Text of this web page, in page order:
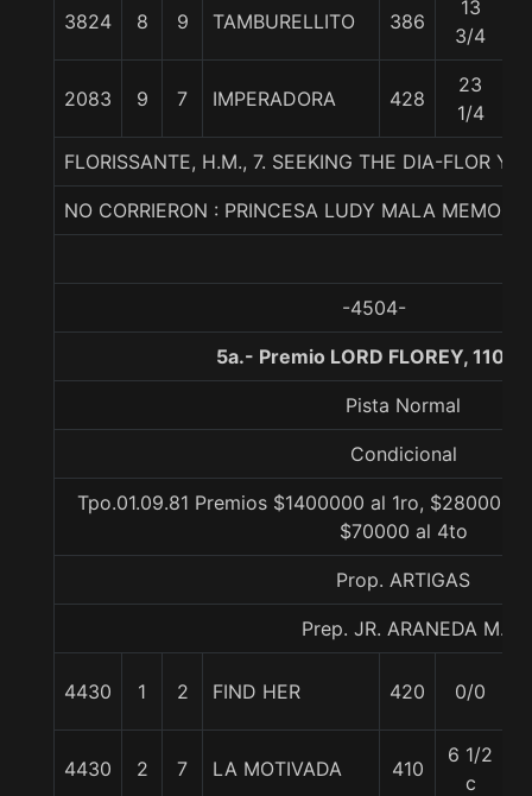
3824 8 9 TAMBURELLITO 386
13
3/4
2083 9 7 IMPERADORA 428
23
1/4
FLORISSANTE, H.M., 7. SEEKING THE DIA-FLOR Y
NO CORRIERON : PRINCESA LUDY MALA MEMORIA
-4504-
5a.- Premio LORD FLOREY, 1100
Pista Normal
Condicional
Tpo.01.09.81 Premios $1400000 al 1ro, $280000
$70000 al 4to
Prop. ARTIGAS
Prep. JR. ARANEDA M.
4430 1 2 FIND HER 420 0/0
4430 2 7 LA MOTIVADA 410
6 1/2
c